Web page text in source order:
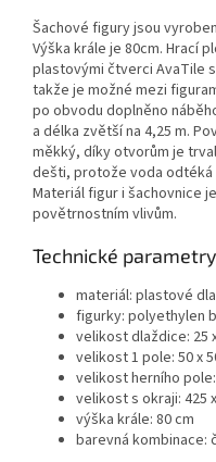
Šachové figury jsou
Výška krále je 80cm. Hrací
plastovými čtverci AvaTile
takže je možné mezi
po obvodu doplněno
a délka zvětší na 4,25 m.
měkký, díky otvorům je
dešti, protože voda
Materiál figur i šachovnice
povětrnostním vlivům.
Technické parametry
materiál: plastové
figurky: polyethylen
velikost dlaždice: 25
velikost 1 pole: 50 x
velikost herního pole:
velikost s okraji: 425
výška krále: 80 cm
barevná kombinace: